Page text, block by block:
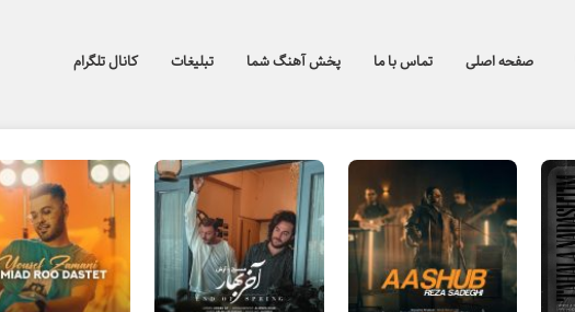
صفحه اصلی تماس با ما پخش آهنگ شما تبلیغات کانال تلگرام